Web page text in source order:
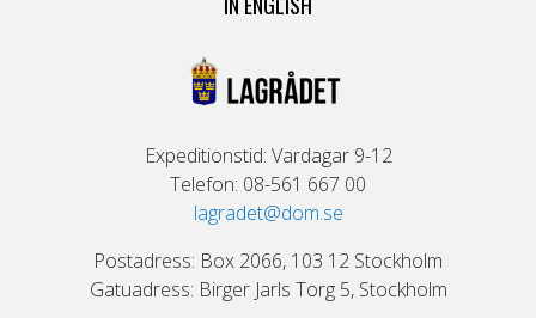
Expeditionstid: Vardagar 9-12
Telefon: 08-561 667 00
lagradet@dom.se
Postadress: Box 2066, 103 12 Stockholm
Gatuadress: Birger Jarls Torg 5, Stockholm